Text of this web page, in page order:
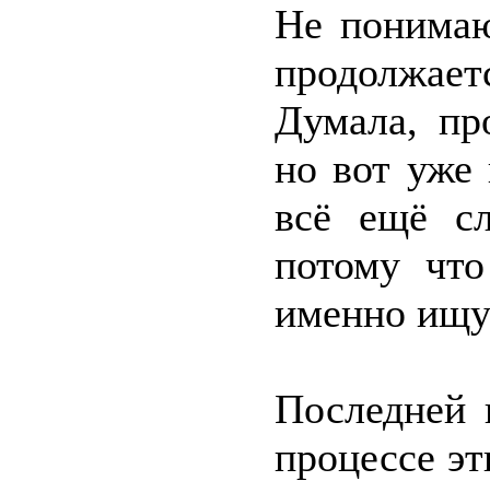
Не
Думала,
но вот уже
всё ещё
потому
именно ищу
Последней
процессе